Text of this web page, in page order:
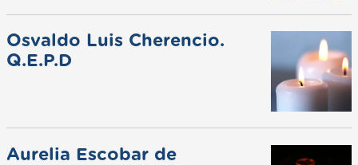
Osvaldo Luis Cherencio.
Q.E.P.D
Aurelia Escobar de